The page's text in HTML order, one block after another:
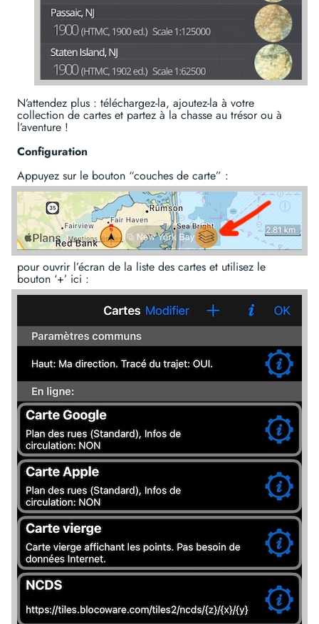
N’attendez plus : téléchargez-la, ajoutez-la à votre
collection de cartes et partez à la chasse au trésor ou à
l’aventure !
Configuration
Appuyez sur le bouton “couches de carte” :
pour ouvrir l’écran de la liste des cartes et utilisez le
bouton ‘+’ ici :